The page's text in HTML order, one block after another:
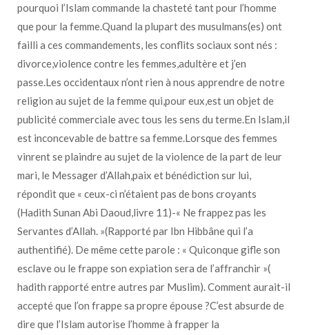
pourquoi l’Islam commande la chasteté tant pour l’homme
que pour la femme.Quand la plupart des musulmans(es) ont
failli a ces commandements, les conflits sociaux sont nés :
divorce,violence contre les femmes,adultère et j’en
passe.Les occidentaux n’ont rien à nous apprendre de notre
religion au sujet de la femme qui,pour eux,est un objet de
publicité commerciale avec tous les sens du terme.En Islam,il
est inconcevable de battre sa femme.Lorsque des femmes
vinrent se plaindre au sujet de la violence de la part de leur
mari, le Messager d’Allah,paix et bénédiction sur lui,
répondit que « ceux-ci n’étaient pas de bons croyants
(Hadith Sunan Abi Daoud,livre 11)-« Ne frappez pas les
Servantes d’Allah. »(Rapporté par Ibn Hibbâne qui l’a
authentifié). De même cette parole : « Quiconque gifle son
esclave ou le frappe son expiation sera de l’affranchir »(
hadith rapporté entre autres par Muslim). Comment aurait-il
accepté que l’on frappe sa propre épouse ?C’est absurde de
dire que l’Islam autorise l’homme à frapper la